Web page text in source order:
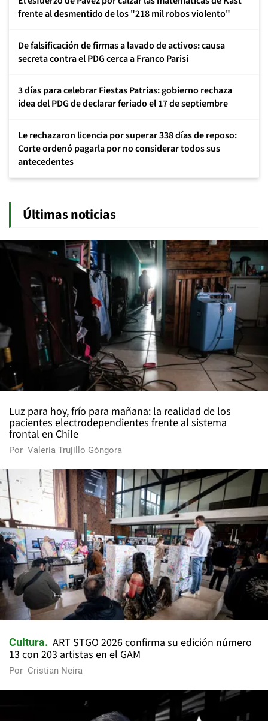
frente al desmentido de los "218 mil robos violento"
De falsificación de firmas a lavado de activos: causa
secreta contra el PDG cerca a Franco Parisi
3 días para celebrar Fiestas Patrias: gobierno rechaza
idea del PDG de declarar feriado el 17 de septiembre
Le rechazaron licencia por superar 338 días de reposo:
Corte ordenó pagarla por no considerar todos sus
antecedentes
Últimas noticias
Luz para hoy, frío para mañana: la realidad de los
pacientes electrodependientes frente al sistema
frontal en Chile
Por Valeria Trujillo Góngora
Cultura
ART STGO 2026 confirma su edición número
13 con 203 artistas en el GAM
Por Cristian Neira